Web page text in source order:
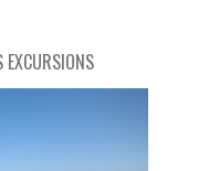
EXCURSIONS